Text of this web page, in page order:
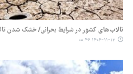
تالاب‌های کشور در شرایط بحرانی/ خشک شدن
۱۴۰۴-۱۱-۱۳ ۰۸:۴۶